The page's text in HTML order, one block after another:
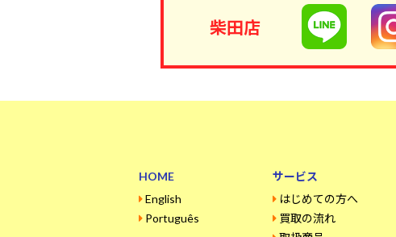
柴田店
HOME
English
Português
サービス
はじめての方へ
買取の流れ